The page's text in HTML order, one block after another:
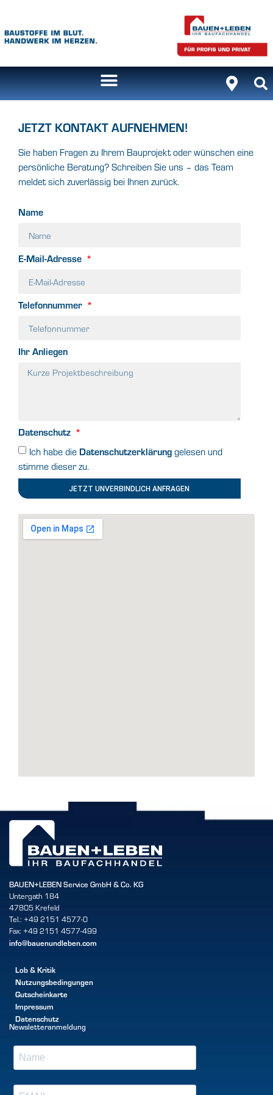
JETZT KONTAKT AUFNEHMEN!
Sie haben Fragen zu Ihrem Bauprojekt oder wünschen eine
persönliche Beratung? Schreiben Sie uns – das Team
meldet sich zuverlässig bei Ihnen zurück.
Name
E-Mail-Adresse
Telefonnummer
Ihr Anliegen
Datenschutz
Ich habe die Datenschutzerklärung gelesen und
stimme dieser zu.
JETZT UNVERBINDLICH ANFRAGEN
BAUEN+LEBEN Service GmbH & Co. KG
Untergath 184
47805 Krefeld
Tel.: +49 2151 4577-0
Fax: +49 2151 4577-499
info@bauenundleben.com
Lob & Kritik
Nutzungsbedingungen
Gutscheinkarte
Impressum
Datenschutz
Newsletteranmeldung